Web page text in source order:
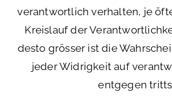
verantwortlich verhalten, je
Kreislauf der
desto grösser ist die
jeder Widrigkeit auf
entgegen